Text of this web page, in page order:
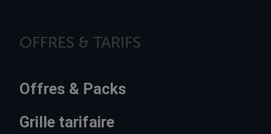
OFFRES & TARIFS
Offres & Packs
Grille tarifaire